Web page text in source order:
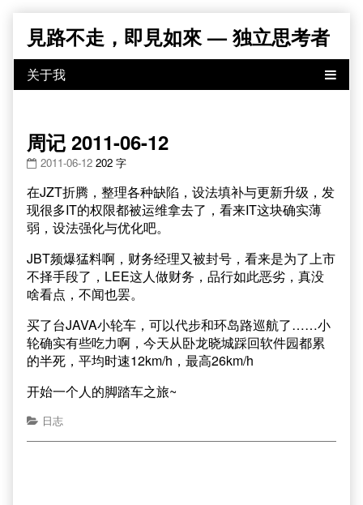
content
見路不走，即見如來 — 独立思考者
周记 2011-06-12
2011-06-12 202 字
在JZT折腾，整理各种缺陷，设法填补与更新升级，发
现很多IT的权限都被运维拿去了，看来IT这块确实薄
弱，设法强化与优化吧。
JBT频爆猛料啊，财务经理又被封号，看来是为了上市
不择手段了，LEE这人做财务，品行如此恶劣，真没
啥看点，不闻也罢。
买了台JAVA小轮车，可以代步和环岛路巡航了……小
轮确实有些吃力啊，今天从卧龙晓城踩回软件园都累
的半死，平均时速12km/h，最高26km/h
开始一个人的脚踏车之旅~
日志